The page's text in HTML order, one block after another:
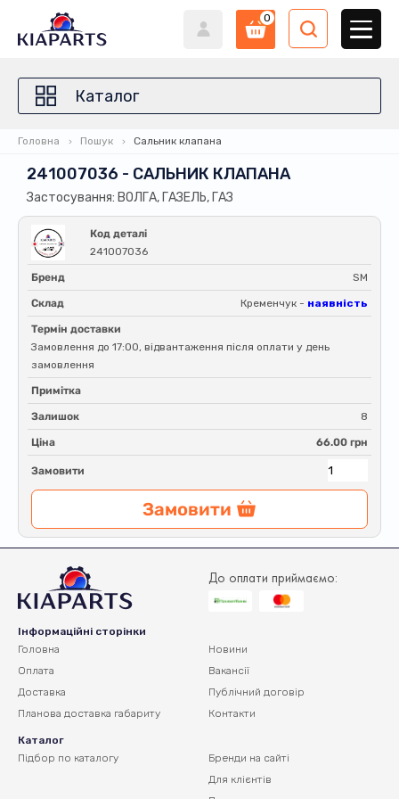
0
Каталог
Головна Пошук Сальник клапана
241007036 - САЛЬНИК КЛАПАНА
Застосування: ВОЛГА, ГАЗЕЛЬ, ГАЗ
Код деталі
241007036
Бренд SM
Склад Кременчук - наявність
Термін доставки
Замовлення до 17:00, відвантаження після оплати у день
замовлення
Примітка
Залишок 8
Ціна 66.00 грн
Замовити
Замовити
До оплати приймаємо:
Інформаційні сторінки
Головна
Оплата
Доставка
Планова доставка габариту
Новини
Вакансії
Публічний договір
Контакти
Каталог
Підбор по каталогу
Бренди на сайті
Для клієнтів